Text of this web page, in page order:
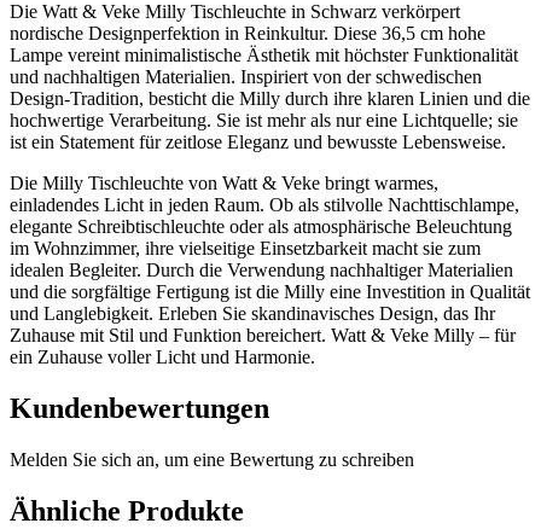
Die Watt & Veke Milly Tischleuchte in Schwarz verkörpert
nordische Designperfektion in Reinkultur. Diese 36,5 cm hohe
Lampe vereint minimalistische Ästhetik mit höchster Funktionalität
und nachhaltigen Materialien. Inspiriert von der schwedischen
Design-Tradition, besticht die Milly durch ihre klaren Linien und die
hochwertige Verarbeitung. Sie ist mehr als nur eine Lichtquelle; sie
ist ein Statement für zeitlose Eleganz und bewusste Lebensweise.
Die Milly Tischleuchte von Watt & Veke bringt warmes,
einladendes Licht in jeden Raum. Ob als stilvolle Nachttischlampe,
elegante Schreibtischleuchte oder als atmosphärische Beleuchtung
im Wohnzimmer, ihre vielseitige Einsetzbarkeit macht sie zum
idealen Begleiter. Durch die Verwendung nachhaltiger Materialien
und die sorgfältige Fertigung ist die Milly eine Investition in Qualität
und Langlebigkeit. Erleben Sie skandinavisches Design, das Ihr
Zuhause mit Stil und Funktion bereichert. Watt & Veke Milly – für
ein Zuhause voller Licht und Harmonie.
Kundenbewertungen
Melden Sie sich an, um eine Bewertung zu schreiben
Ähnliche Produkte